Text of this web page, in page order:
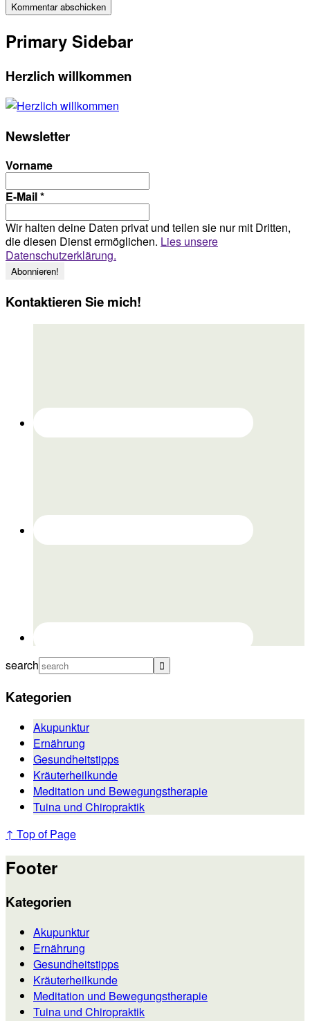
Primary Sidebar
Herzlich willkommen
Newsletter
Vorname
E-Mail*
Wir halten deine Daten privat und teilen sie nur mit Dritten,
die diesen Dienst ermöglichen. Lies unsere
Datenschutzerklärung.
Kontaktieren Sie mich!
search
Kategorien
Akupunktur
Ernährung
Gesundheitstipps
Kräuterheilkunde
Meditation und Bewegungstherapie
Tuina und Chiropraktik
↑ Top of Page
Footer
Kategorien
Akupunktur
Ernährung
Gesundheitstipps
Kräuterheilkunde
Meditation und Bewegungstherapie
Tuina und Chiropraktik